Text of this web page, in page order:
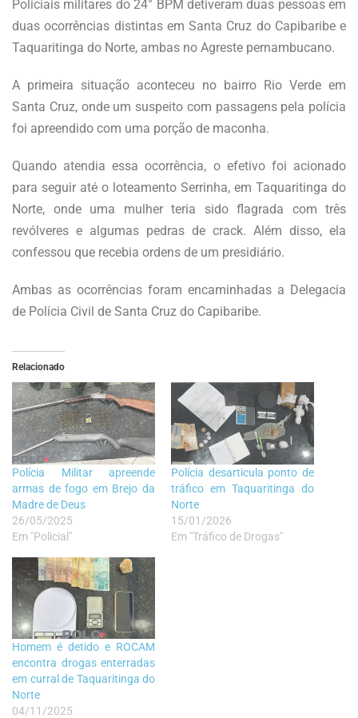
Policiais militares do 24° BPM detiveram duas pessoas em
duas ocorrências distintas em Santa Cruz do Capibaribe e
Taquaritinga do Norte, ambas no Agreste pernambucano.
A primeira situação aconteceu no bairro Rio Verde em
Santa Cruz, onde um suspeito com passagens pela polícia
foi apreendido com uma porção de maconha.
Quando atendia essa ocorrência, o efetivo foi acionado
para seguir até o loteamento Serrinha, em Taquaritinga do
Norte, onde uma mulher teria sido flagrada com três
revólveres e algumas pedras de crack. Além disso, ela
confessou que recebia ordens de um presidiário.
Ambas as ocorrências foram encaminhadas a Delegacia
de Polícia Civil de Santa Cruz do Capibaribe.
Relacionado
Polícia Militar apreende
armas de fogo em Brejo da
Madre de Deus
26/05/2025
Em "Policial"
Polícia desarticula ponto de
tráfico em Taquaritinga do
Norte
15/01/2026
Em "Tráfico de Drogas"
Homem é detido e ROCAM
encontra drogas enterradas
em curral de Taquaritinga do
Norte
04/11/2025